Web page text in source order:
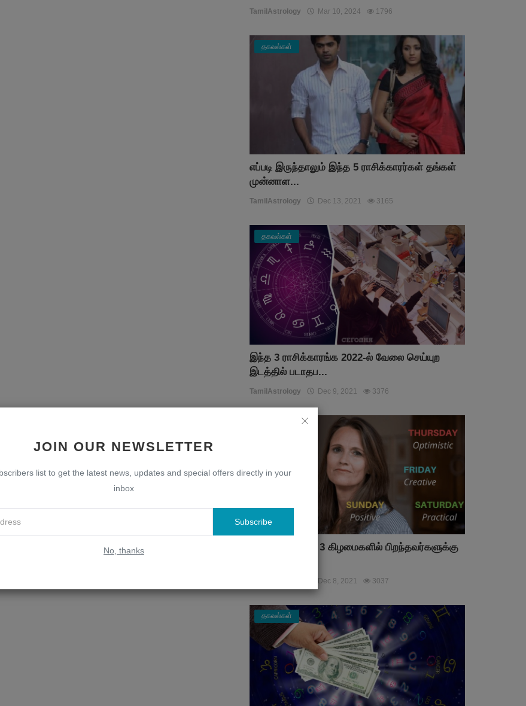
JOIN OUR NEWSLETTER
list to get the latest news, updates and special offers directly in your
inbox
Subscribe
No, thanks
TamilAstrology Mar 10, 2024 1796
தகவல்கள்
எப்படி இருந்தாலும் இந்த 5 ராசிக்காரர்கள் தங்கள்
முன்னாள...
TamilAstrology Dec 13, 2021 3165
தகவல்கள்
இந்த 3 ராசிக்காரங்க 2022-ல் வேலை செய்யுற
இடத்தில் படாதப...
TamilAstrology Dec 9, 2021 3376
வாரத்தின் இந்த 3 கிழமைகளில் பிறந்தவர்களுக்கு
Dec 8, 2021 3037
தகவல்கள்